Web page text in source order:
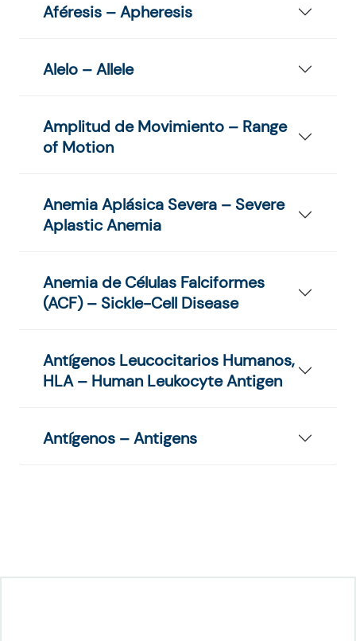
Aféresis – Apheresis
Alelo – Allele
Amplitud de Movimiento – Range
of Motion
Anemia Aplásica Severa – Severe
Aplastic Anemia
Anemia de Células Falciformes
(ACF) – Sickle-Cell Disease
Antígenos Leucocitarios Humanos,
HLA – Human Leukocyte Antigen
Antígenos – Antigens